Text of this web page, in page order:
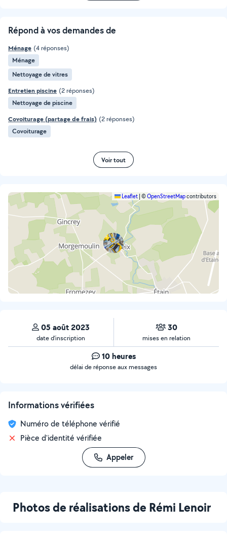
Répond à vos demandes de
Ménage (4 réponses)
Ménage
Nettoyage de vitres
Entretien piscine (2 réponses)
Nettoyage de piscine
Covoiturage (partage de frais) (2 réponses)
Covoiturage
Voir tout
Leaflet ©OpenStreetMapcontributors
05 août 2023
date d’inscription
30
mises en relation
10 heures
délai de réponse aux messages
Informations vérifiées
Numéro de téléphone vérifié
Pièce d'identité vérifiée
Appeler
Photos de réalisations de Rémi Lenoir